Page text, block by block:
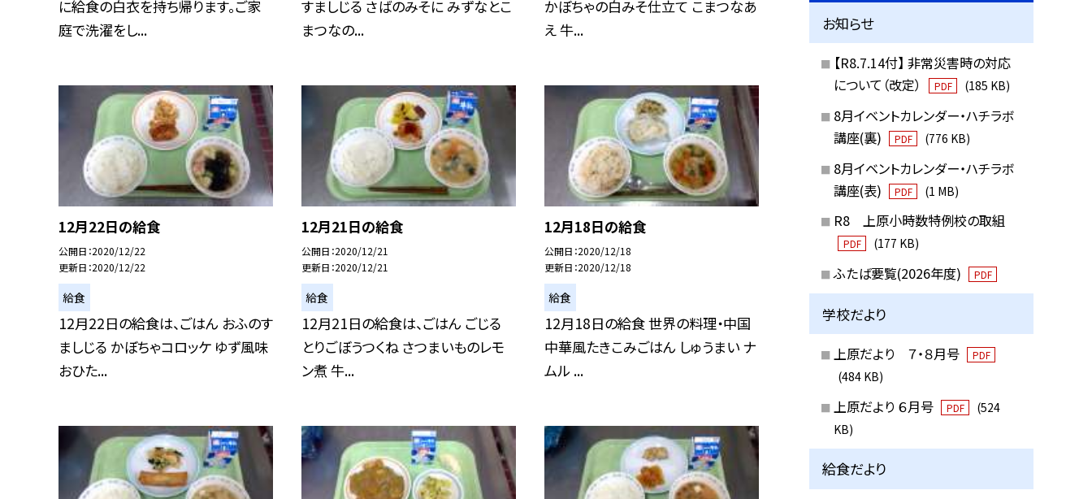
に給食の白衣を持ち帰ります。ご家
庭で洗濯をし...
すましじる さばのみそに みずなとこ
まつなの...
かぼちゃの白みそ仕立て こまつなあ
え 牛...
12月22日の給食
公開日 2020/12/22
更新日 2020/12/22
給食
12月22日の給食は、ごはん おふのす
ましじる かぼちゃコロッケ ゆず風味
おひた...
12月21日の給食
公開日 2020/12/21
更新日 2020/12/21
給食
12月21日の給食は、ごはん ごじる
とりごぼうつくね さつまいものレモ
ン煮 牛...
12月18日の給食
公開日 2020/12/18
更新日 2020/12/18
給食
12月18日の給食 世界の料理・中国
中華風たきこみごはん しゅうまい ナ
ムル ...
お知らせ
【R8.7.14付】 非常災害時の対応
について（改定）
PDF (185 KB)
8月イベントカレンダー・ハチラボ
講座(裏)
PDF (776 KB)
8月イベントカレンダー・ハチラボ
講座(表)
PDF (1 MB)
R8 上原小時数特例校の取組
PDF (177 KB)
ふたば要覧(2026年度) PDF
学校だより
上原だより ７・８月号 PDF
(484 KB)
上原だより ６月号 PDF
(524
KB)
給食だより